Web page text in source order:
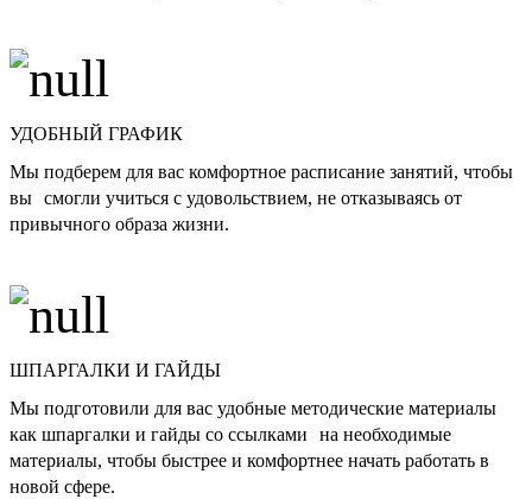
УДОБНЫЙ ГРАФИК
Мы подберем для вас комфортное расписание занятий, чтобы
вы смогли учиться с удовольствием, не отказываясь от
привычного образа жизни.
ШПАРГАЛКИ И ГАЙДЫ
Мы подготовили для вас удобные методические материалы
как шпаргалки и гайды со ссылками на необходимые
материалы, чтобы быстрее и комфортнее начать работать в
новой сфере.